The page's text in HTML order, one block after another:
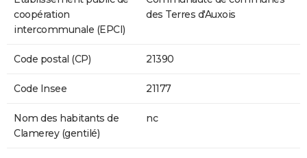
coopération
intercommunale (EPCI)
des Terres d'Auxois
Code postal (CP) 21390
Code Insee 21177
Nom des habitants de
Clamerey (gentilé)
nc